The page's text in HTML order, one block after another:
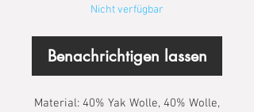
Nicht verfügbar
Benachrichtigen lassen
Material: 40% Yak Wolle, 40% Wolle,